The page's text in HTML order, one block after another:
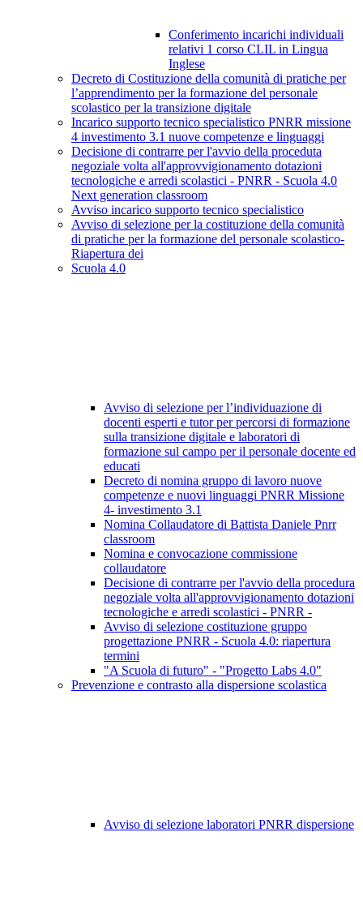
Conferimento incarichi individuali
relativi 1 corso CLIL in Lingua
Inglese
Decreto di Costituzione della comunità di pratiche per
l’apprendimento per la formazione del personale
scolastico per la transizione digitale
Incarico supporto tecnico specialistico PNRR missione
4 investimento 3.1 nuove competenze e linguaggi
Decisione di contrarre per l'avvio della proceduta
negoziale volta all'approvvigionamento dotazioni
tecnologiche e arredi scolastici - PNRR - Scuola 4.0
Next generation classroom
Avviso incarico supporto tecnico specialistico
Avviso di selezione per la costituzione della comunità
di pratiche per la formazione del personale scolastico-
Riapertura dei
Scuola 4.0
Avviso di selezione per l’individuazione di
docenti esperti e tutor per percorsi di formazione
sulla transizione digitale e laboratori di
formazione sul campo per il personale docente ed
educati
Decreto di nomina gruppo di lavoro nuove
competenze e nuovi linguaggi PNRR Missione
4- investimento 3.1
Nomina Collaudatore di Battista Daniele Pnrr
classroom
Nomina e convocazione commissione
collaudatore
Decisione di contrarre per l'avvio della procedura
negoziale volta all'approvvigionamento dotazioni
tecnologiche e arredi scolastici - PNRR -
Avviso di selezione costituzione gruppo
progettazione PNRR - Scuola 4.0: riapertura
termini
"A Scuola di futuro" - "Progetto Labs 4.0"
Prevenzione e contrasto alla dispersione scolastica
Avviso di selezione laboratori PNRR dispersione